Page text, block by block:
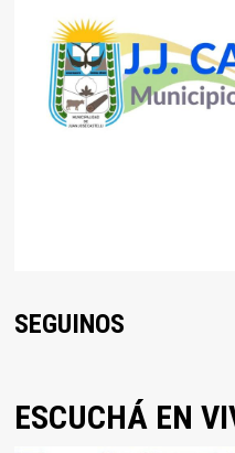
SEGUINOS
ESCUCHÁ EN